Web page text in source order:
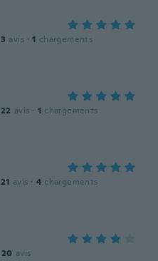
3 avis · 1 chargements
22 avis · 1 chargements
21 avis · 4 chargements
20 avis